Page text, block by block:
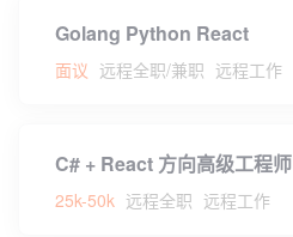
Golang Python React
面议 远程全职/兼职 远程工作
C# + React 方向高级工程师
25k-50k 远程全职 远程工作